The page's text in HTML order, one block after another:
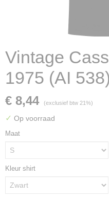
Vintage
1975 (AI 538)
€ 8,44 (exclusief btw 21%)
✓ Op voorraad
Maat
Kleur shirt